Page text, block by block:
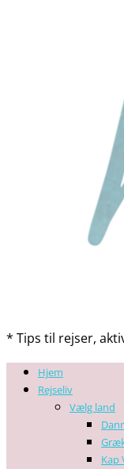
* Tips til rejser,
Hjem
Rejseliv
Vælg land
Kap